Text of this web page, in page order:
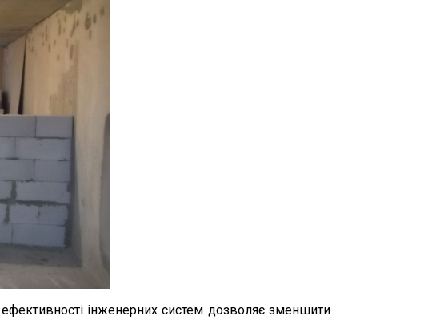
інженерних систем дозволяє зменшити